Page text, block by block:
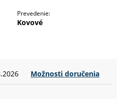
Prevedenie:
Kovové
Možnosti doručenia